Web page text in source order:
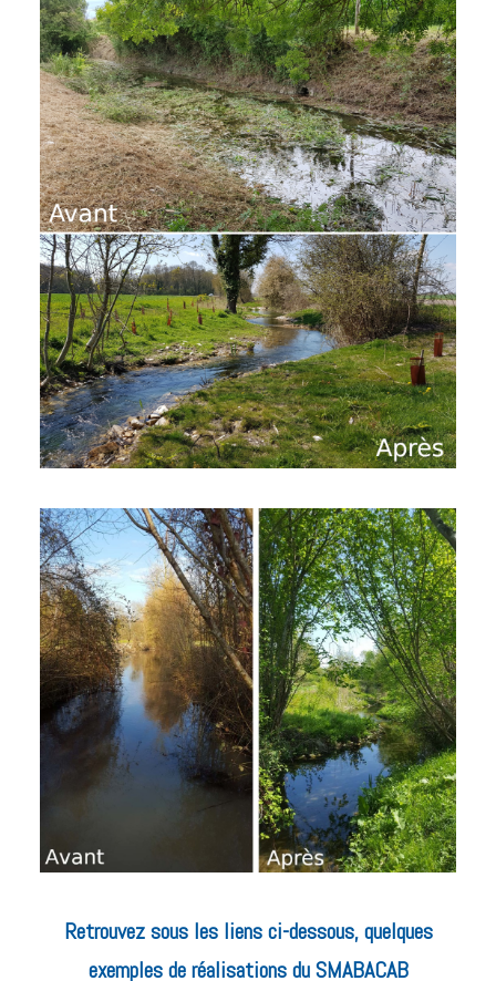
Retrouvez sous les liens ci-dessous, quelques
exemples de réalisations du SMABACAB